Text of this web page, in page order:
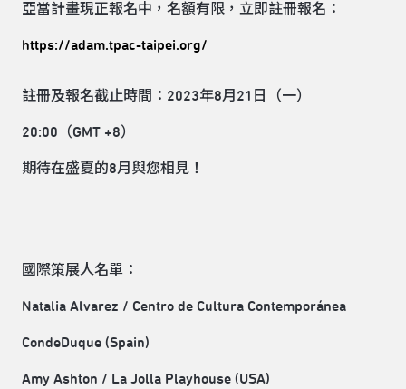
亞當計畫現正報名中，名額有限，立即註冊報名：
https://adam.tpac-taipei.org/
註冊及報名截止時間：2023年8月21日（一）
20:00（GMT +8）
期待在盛夏的8月與您相見！
國際策展人名單：
Natalia Alvarez / Centro de Cultura Contemporánea
CondeDuque (Spain)
Amy Ashton / La Jolla Playhouse (USA)